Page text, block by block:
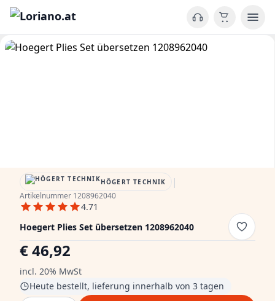
HÖGERT TECHNIK |
Artikelnummer 1208962040
4.71
Hoegert Plies Set übersetzen 1208962040
€ 46,92
incl. 20% MwSt
Heute bestellt, lieferung innerhalb von 3 tagen